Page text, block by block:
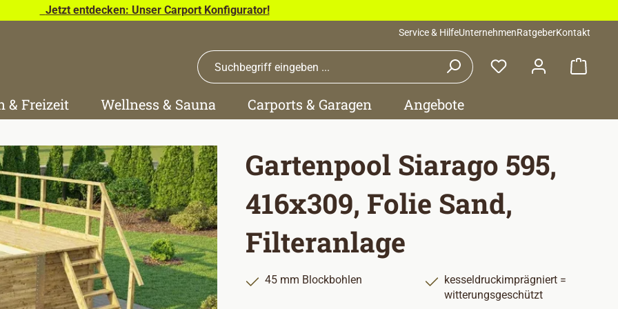
Jetzt entdecken: Unser Carport Konfigurator!
Service & HilfeUnternehmenRatgeberKontakt
& Freizeit Wellness & Sauna Carports & Garagen Angebote
Gartenpool Siarago 595,
416x309, Folie Sand,
Filteranlage
45 mm Blockbohlen
kesseldruckimprägniert =
witterungsgeschützt